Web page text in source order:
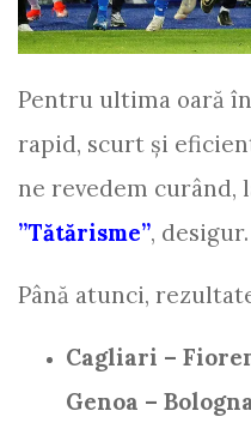
Pentru ultima oară
rapid, scurt și
ne revedem curând,
”Tătărisme”, desigur.
Până atunci,
Cagliari –
Genoa –